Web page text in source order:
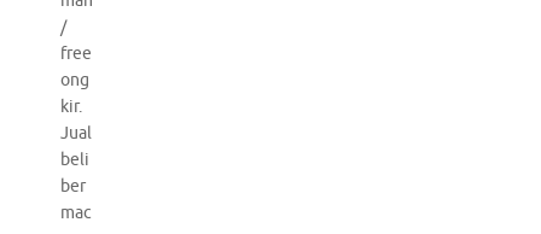
/
free
ong
kir.
Jual
beli
ber
mac